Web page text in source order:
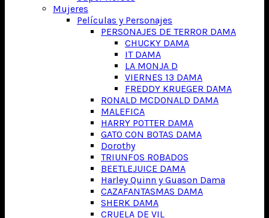
Mujeres
Películas y Personajes
PERSONAJES DE TERROR DAMA
CHUCKY DAMA
IT DAMA
LA MONJA D
VIERNES 13 DAMA
FREDDY KRUEGER DAMA
RONALD MCDONALD DAMA
MALEFICA
HARRY POTTER DAMA
GATO CON BOTAS DAMA
Dorothy
TRIUNFOS ROBADOS
BEETLEJUICE DAMA
Harley Quinn y Guason Dama
CAZAFANTASMAS DAMA
SHERK DAMA
CRUELA DE VIL